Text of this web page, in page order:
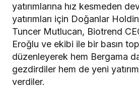
yatırımlarına hız kesmeden
yatırımları için Doğanlar
Tuncer Mutlucan, Biotrend
Eroğlu ve ekibi ile bir basın
düzenleyerek hem Bergama
gezdirdiler hem de yeni
verdiler.